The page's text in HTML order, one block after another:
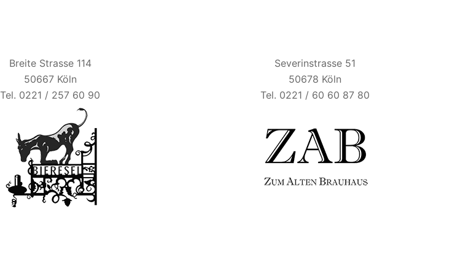
Breite Strasse 114
50667 Köln
Tel. 0221 / 257 60 90
Severinstrasse 51
50678 Köln
Tel. 0221 / 60 60 87 80